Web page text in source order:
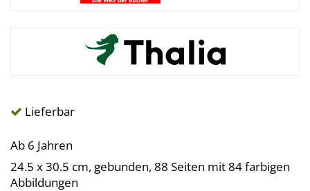
Lieferbar
Ab 6 Jahren
24.5 x 30.5 cm, gebunden, 88 Seiten mit 84 farbigen
Abbildungen